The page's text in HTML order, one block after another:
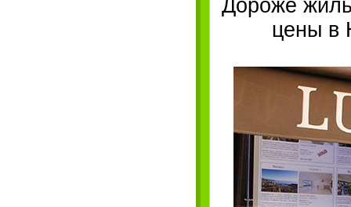
Дороже
цены в